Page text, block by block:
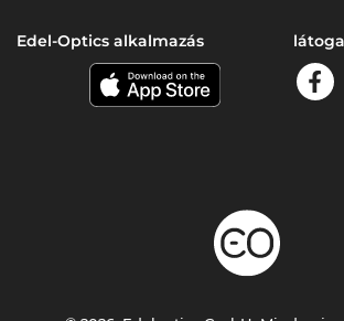
Edel-Optics alkalmazás